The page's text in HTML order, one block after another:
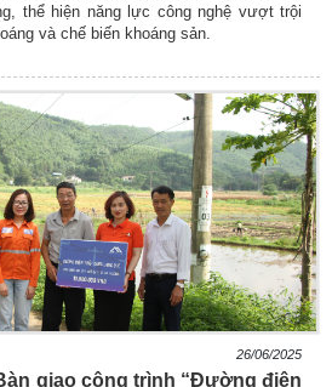
thể hiện năng lực công nghệ vượt trội
và chế biến khoáng sản.
26/06/2025
giao công trình “Đường điện